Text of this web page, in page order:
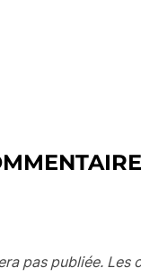
pas publiée. Les